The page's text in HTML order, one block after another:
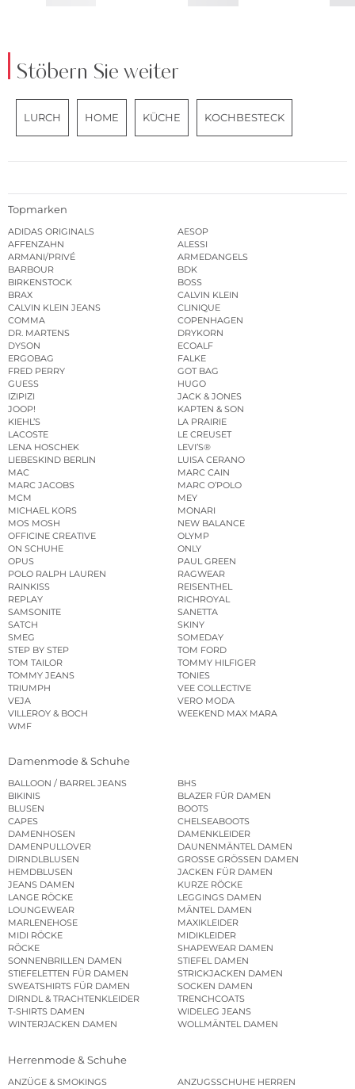
Stöbern Sie weiter
LURCH HOME KÜCHE KOCHBESTECK
Topmarken
ADIDAS ORIGINALS
AESOP
AFFENZAHN
ALESSI
ARMANI/PRIVÉ
ARMEDANGELS
BARBOUR
BDK
BIRKENSTOCK
BOSS
BRAX
CALVIN KLEIN
CALVIN KLEIN JEANS
CLINIQUE
COMMA
COPENHAGEN
DR. MARTENS
DRYKORN
DYSON
ECOALF
ERGOBAG
FALKE
FRED PERRY
GOT BAG
GUESS
HUGO
IZIPIZI
JACK & JONES
JOOP!
KAPTEN & SON
KIEHL’S
LA PRAIRIE
LACOSTE
LE CREUSET
LENA HOSCHEK
LEVI’S®
LIEBESKIND BERLIN
LUISA CERANO
MAC
MARC CAIN
MARC JACOBS
MARC O’POLO
MCM
MEY
MICHAEL KORS
MONARI
MOS MOSH
NEW BALANCE
OFFICINE CREATIVE
OLYMP
ON SCHUHE
ONLY
OPUS
PAUL GREEN
POLO RALPH LAUREN
RAGWEAR
RAINKISS
REISENTHEL
REPLAY
RICHROYAL
SAMSONITE
SANETTA
SATCH
SKINY
SMEG
SOMEDAY
STEP BY STEP
TOM FORD
TOM TAILOR
TOMMY HILFIGER
TOMMY JEANS
TONIES
TRIUMPH
VEE COLLECTIVE
VEJA
VERO MODA
VILLEROY & BOCH
WEEKEND MAX MARA
WMF
Damenmode & Schuhe
BALLOON / BARREL JEANS
BHS
BIKINIS
BLAZER FÜR DAMEN
BLUSEN
BOOTS
CAPES
CHELSEABOOTS
DAMENHOSEN
DAMENKLEIDER
DAMENPULLOVER
DAUNENMÄNTEL DAMEN
DIRNDLBLUSEN
GROSSE GRÖSSEN DAMEN
HEMDBLUSEN
JACKEN FÜR DAMEN
JEANS DAMEN
KURZE RÖCKE
LANGE RÖCKE
LEGGINGS DAMEN
LOUNGEWEAR
MÄNTEL DAMEN
MARLENEHOSE
MAXIKLEIDER
MIDI RÖCKE
MIDIKLEIDER
RÖCKE
SHAPEWEAR DAMEN
SONNENBRILLEN DAMEN
STIEFEL DAMEN
STIEFELETTEN FÜR DAMEN
STRICKJACKEN DAMEN
SWEATSHIRTS FÜR DAMEN
SOCKEN DAMEN
DIRNDL & TRACHTENKLEIDER
TRENCHCOATS
T-SHIRTS DAMEN
WIDELEG JEANS
WINTERJACKEN DAMEN
WOLLMÄNTEL DAMEN
Herrenmode & Schuhe
ANZÜGE & SMOKINGS
ANZUGSSCHUHE HERREN